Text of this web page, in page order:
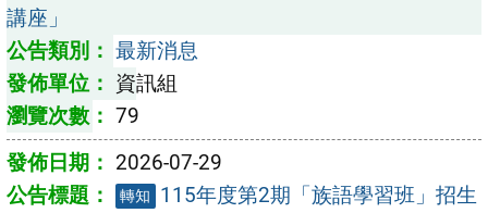
講座」
最新消息
資訊組
79
2026-07-29
轉知
115年度第2期「族語學習班」招生